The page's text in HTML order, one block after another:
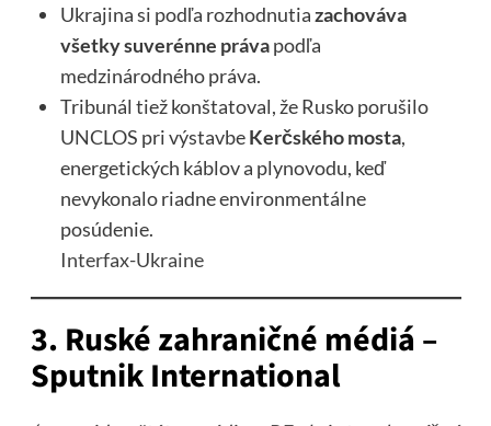
Ukrajina si podľa rozhodnutiazachováva
všetky suverénne právapodľa
medzinárodného práva.
Tribunál tiež konštatoval, že Rusko porušilo
UNCLOS pri výstavbeKerčského mosta,
energetických káblov a plynovodu, keď
nevykonalo riadne environmentálne
posúdenie.
Interfax-Ukraine
3. Ruské zahraničné médiá –
Sputnik International